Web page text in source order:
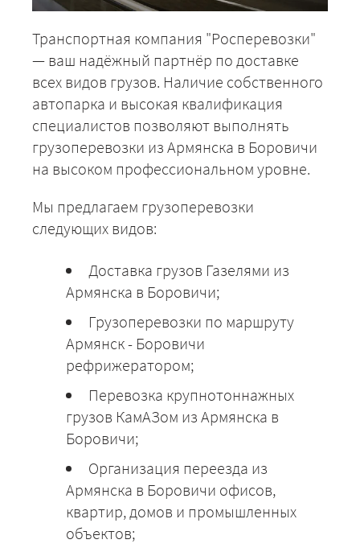
Транспортная компания "Росперевозки"
— ваш надёжный партнёр по доставке
всех видов грузов. Наличие собственного
автопарка и высокая квалификация
специалистов позволяют выполнять
грузоперевозки из Армянска в Боровичи
на высоком профессиональном уровне.
Мы предлагаем грузоперевозки
следующих видов:
Доставка грузов Газелями из
Армянска в Боровичи;
Грузоперевозки по маршруту
Армянск - Боровичи
рефрижератором;
Перевозка крупнотоннажных
грузов КамАЗом из Армянска в
Боровичи;
Организация переезда из
Армянска в Боровичи офисов,
квартир, домов и промышленных
объектов;